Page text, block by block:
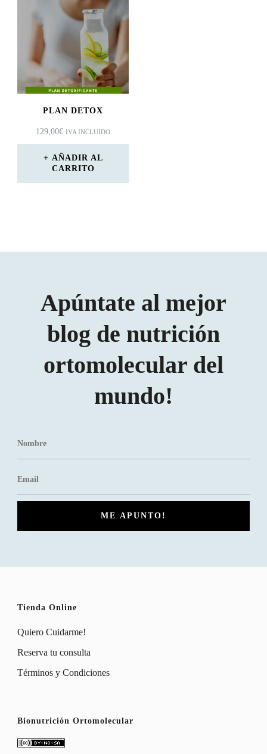
PLAN DETOX
129,00€ IVA INCLUIDO
AÑADIR AL
CARRITO
Apúntate al mejor
blog de nutrición
ortomolecular del
mundo!
Tienda Online
Quiero Cuidarme!
Reserva tu consulta
Términos y Condiciones
Bionutrición Ortomolecular